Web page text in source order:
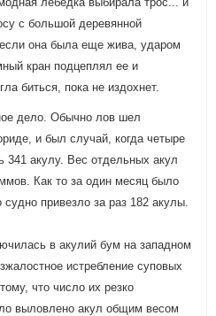
с большой деревянной
она была еще жива, ударом
кран подцеплял ее и
биться, пока не издохнет.
дело. Обычно лов шел
и был случай, когда четыре
341 акулу. Вес отдельных акул
Как то за один месяц было
привезло за раз 182 акулы.
в акулий бум на западном
истребление суповых
что число их резко
выловлено акул общим весом